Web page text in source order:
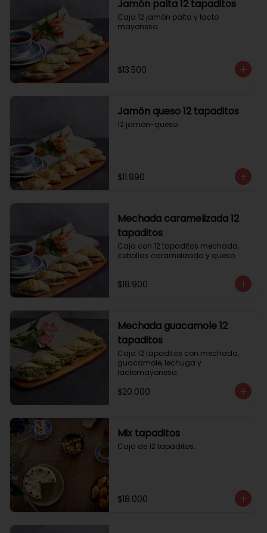
Jamón palta 12 tapaditos
Caja 12 jamón palta y lacto
mayonesa
$13.500
Jamón queso 12 tapaditos
12 jamón-queso
$11.990
Mechada caramelizada 12
tapaditos
Caja con 12 tapaditos mechada,
cebollas caramelizada y queso.
$18.900
Mechada guacamole 12
tapaditos
Caja 12 tapaditos con mechada,
guacamole, lechuga y
lactomayonesa.
$20.000
Mix tapaditos
Caja de 12 tapaditos.
$18.000